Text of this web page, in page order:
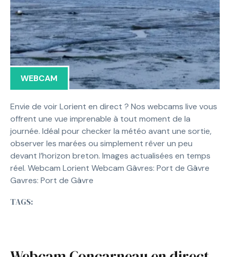
WEBCAM
Envie de voir Lorient en direct ? Nos webcams live vous
offrent une vue imprenable à tout moment de la
journée. Idéal pour checker la météo avant une sortie,
observer les marées ou simplement rêver un peu
devant l’horizon breton. Images actualisées en temps
réel. Webcam Lorient Webcam Gâvres: Port de Gâvre
Gavres: Port de Gâvre
TAGS: